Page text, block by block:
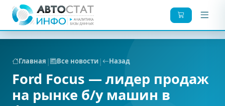
Главная | Все новости| Назад
Ford Focus — лидер продаж
на рынке б/у машин в